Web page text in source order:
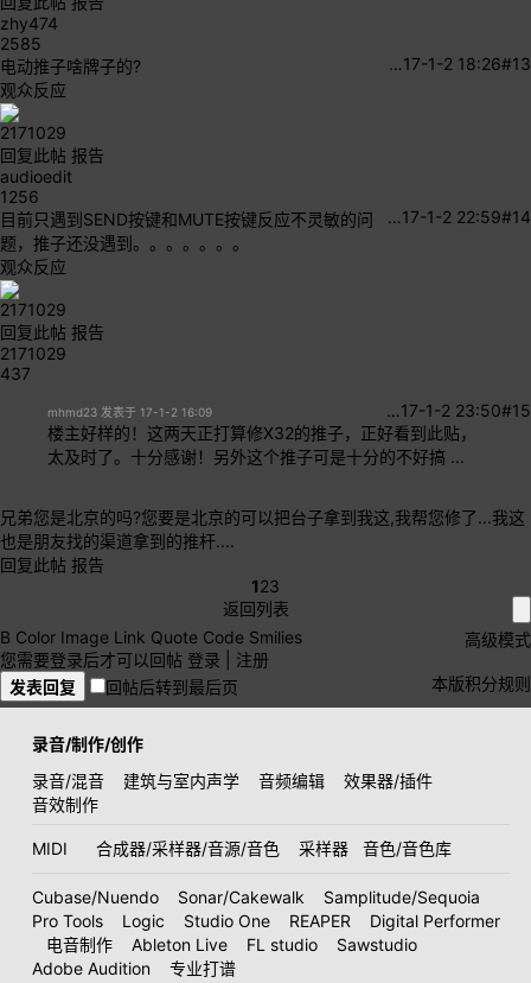
zhy474
2585
#13
17-1-2 18:26
…
电动推子啥牌子的?
观众反应
2171029
回复此帖 报告
audioedit
1256
#14
17-1-2 22:59
…
目前只遇到SEND按键和MUTE按键反应不灵敏的问
题，推子还没遇到。。。。。。。
观众反应
2171029
回复此帖 报告
2171029
437
#15
17-1-2 23:50
…
mhmd23 发表于 17-1-2 16:09
楼主好样的！这两天正打算修X32的推子，正好看到此贴，
太及时了。十分感谢！另外这个推子可是十分的不好搞 ...
兄弟您是北京的吗?您要是北京的可以把台子拿到我这,我帮您修了...我这
也是朋友找的渠道拿到的推杆....
回复此帖 报告
123
返回列表
高级模式
B Color Image Link Quote Code Smilies
您需要登录后才可以回帖 登录
注册
本版积分规则
发表回复 回帖后转到最后页
录音/制作/创作
录音/混音
建筑与室内声学 音频编辑
效果器/插件
音效制作
MIDI 合成器/采样器/音源/音色 采样器 音色/音色库
Cubase/Nuendo Sonar/Cakewalk
Samplitude/Sequoia
Pro Tools
Logic Studio One REAPER
Digital Performer
电音制作
Ableton Live FL studio
Sawstudio
Adobe Audition
专业打谱